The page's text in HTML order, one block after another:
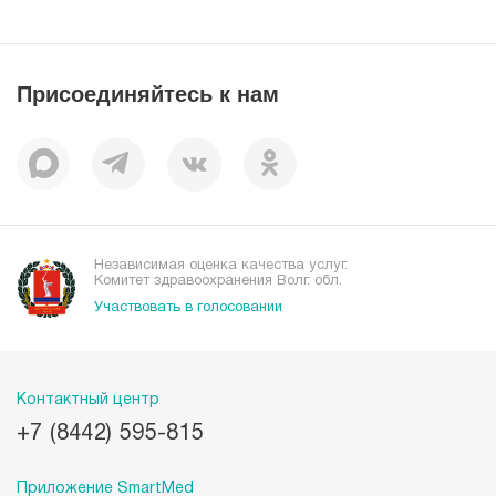
Пациентам
Присоединяйтесь к нам
Независимая оценка качества услуг.
Комитет здравоохранения Волг. обл.
Участвовать в голосовании
Контактный центр
+7 (8442) 595-815
Приложение SmartMed